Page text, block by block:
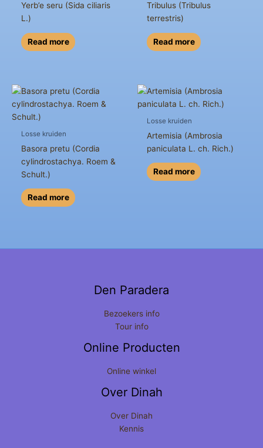
Yerb’e seru (Sida ciliaris
L.)
Read more
Tribulus (Tribulus
terrestris)
Read more
Losse kruiden
Basora pretu (Cordia
cylindrostachya. Roem &
Schult.)
Read more
Losse kruiden
Artemisia (Ambrosia
paniculata L. ch. Rich.)
Read more
Den Paradera
Bezoekers info
Tour info
Online Producten
Online winkel
Over Dinah
Over Dinah
Kennis